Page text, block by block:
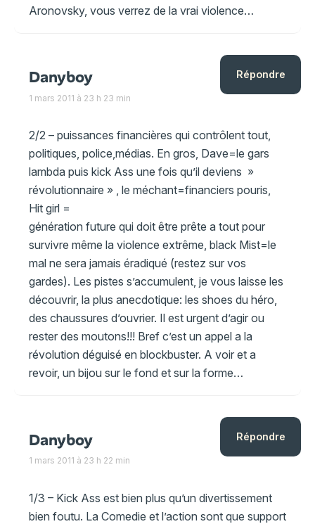
Aronovsky, vous verrez de la vrai violence…
Danyboy
1 mars 2011 à 23 h 23 min
2/2 – puissances financières qui contrôlent tout,
politiques, police,médias. En gros, Dave=le gars
lambda puis kick Ass une fois qu’il deviens »
révolutionnaire » , le méchant=financiers pouris,
Hit girl =
génération future qui doit être prête a tout pour
survivre même la violence extrême, black Mist=le
mal ne sera jamais éradiqué (restez sur vos
gardes). Les pistes s’accumulent, je vous laisse les
découvrir, la plus anecdotique: les shoes du héro,
des chaussures d’ouvrier. Il est urgent d’agir ou
rester des moutons!!! Bref c’est un appel a la
révolution déguisé en blockbuster. A voir et a
revoir, un bijou sur le fond et sur la forme…
Répondre
Danyboy
1 mars 2011 à 23 h 22 min
1/3 – Kick Ass est bien plus qu’un divertissement
bien foutu. La Comedie et l’action sont que support
Répondre